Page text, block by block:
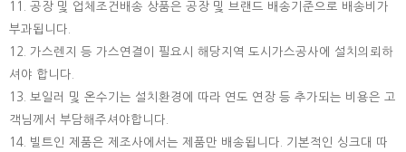
11. 공장 및 업체조건배송 상품은 공장 및 브랜드 배송기준으로 배송비가
부과됩니다.
12. 가스렌지 등 가스연결이 필요시 해당지역 도시가스공사에 설치의뢰하
셔야 합니다.
13. 보일러 및 온수기는 설치환경에 따라 연도 연장 등 추가되는 비용은 고
객님께서 부담해주셔야합니다.
14. 빌트인 제품은 제조사에서는 제품만 배송됩니다. 기본적인 싱크대 따